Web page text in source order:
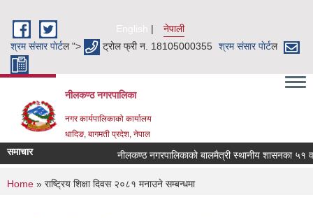
English
नेपाली
श्रम संसार पाेर्टल "> ट्रोल फ्री न. 18105000355 श्रम संसार पाेर्टल
नीलकण्ठ नगरपालिका
नगर कार्यपालिकाको कार्यालय
धादिङ, बागमती प्रदेश, नेपाल
समाचार नीलकण्ठ नगरपालिकाको बालमैत्री स्थानीय शासनका ५१
You are here
Home » राष्ट्रिय शिक्षा दिवस २०८१ मनाउने सम्बन्धमा